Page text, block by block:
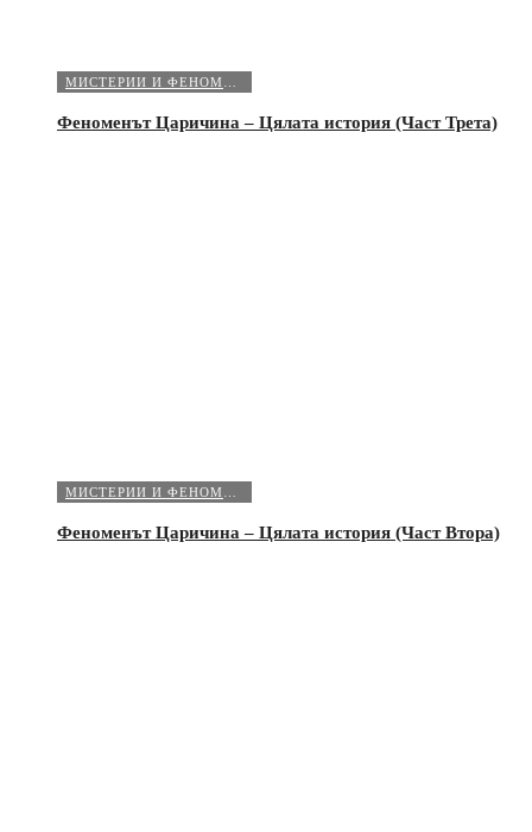
Феноменът Царичина – Цялата история (Част Трета)
Феноменът Царичина – Цялата история (Част Втора)